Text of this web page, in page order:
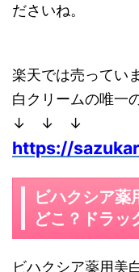
ださいね。
楽天では売ってい
白クリームの唯一
↓ ↓ ↓
https://
ビハクシア薬
どこ？ドラッ
ビハクシア薬用美